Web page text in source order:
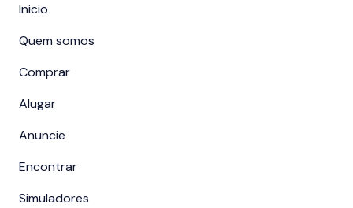
Inicio
Quem somos
Comprar
Alugar
Anuncie
Encontrar
Simuladores